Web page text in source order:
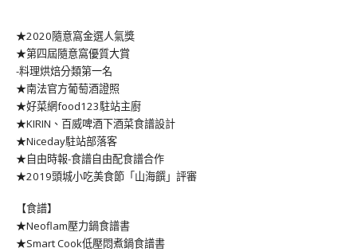
★2020隨意窩金選人氣獎
★第四屆隨意窩優質大賞
-料理烘焙分類第一名
★南法官方葡萄酒證照
★好菜網food123駐站主廚
★KIRIN、百威啤酒下酒菜食譜設計
★Niceday駐站部落客
★自由時報-食譜自由配食譜合作
★2019頭城小吃美食節「山海饌」評審
【食譜】
★Neoflam壓力鍋食譜書
★Smart Cook低壓悶煮鍋食譜書